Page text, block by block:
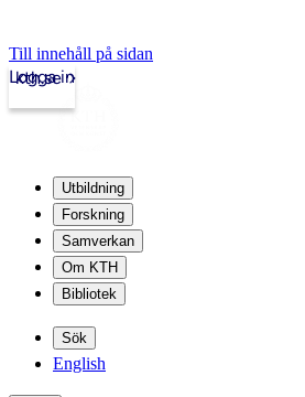
Till innehåll på sidan
kth.se
Logga in
Utbildning
Forskning
Samverkan
Om KTH
Bibliotek
Sök
English